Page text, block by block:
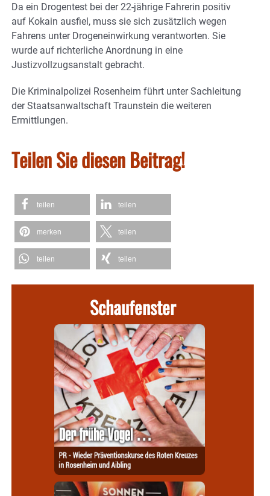
Da ein Drogentest bei der 22-jährige Fahrerin positiv
auf Kokain ausfiel, muss sie sich zusätzlich wegen
Fahrens unter Drogeneinwirkung verantworten. Sie
wurde auf richterliche Anordnung in eine
Justizvollzugsanstalt gebracht.
Die Kriminalpolizei Rosenheim führt unter Sachleitung
der Staatsanwaltschaft Traunstein die weiteren
Ermittlungen.
Teilen Sie diesen Beitrag!
teilen teilen
merken teilen
teilen teilen
Schaufenster